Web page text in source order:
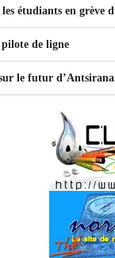
étudiants en grève
pilote de ligne
le futur